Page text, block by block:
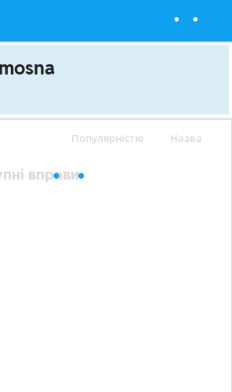
Популярністю Назва
вправи